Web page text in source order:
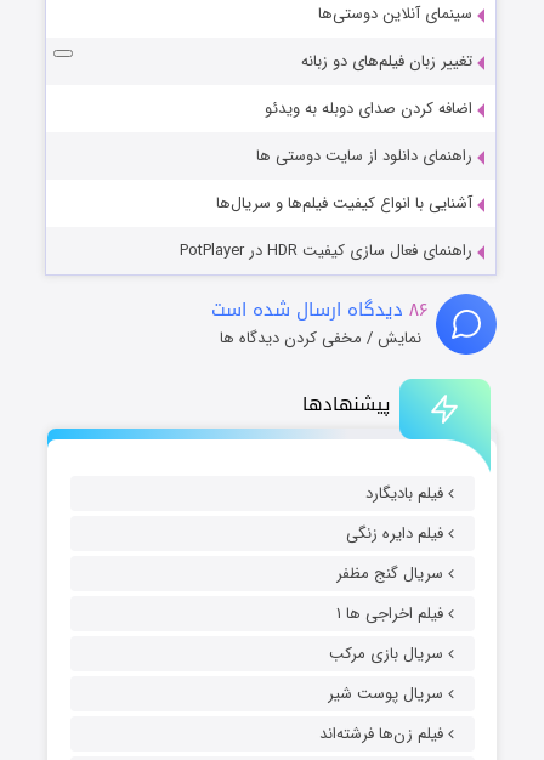
پیشنهادها
فیلم بادیگارد
فیلم دایره زنگی
سریال گنج مظفر
فیلم اخراجی ها ۱
سریال بازی مرکب
سریال پوست شیر
فیلم زن‌ها فرشته‌اند
سینمای آنلاین دوستی‌ها
تغییر زبان فیلم‌های دو زبانه
اضافه کردن صدای دوبله به ویدئو
راهنمای دانلود از سایت دوستی ها
آشنایی با انواع کیفیت فیلم‌ها و سریال‌ها
راهنمای فعال سازی کیفیت HDR در PotPlayer
۸۶ دیدگاه ارسال شده است
نمایش / مخفی کردن دیدگاه ها